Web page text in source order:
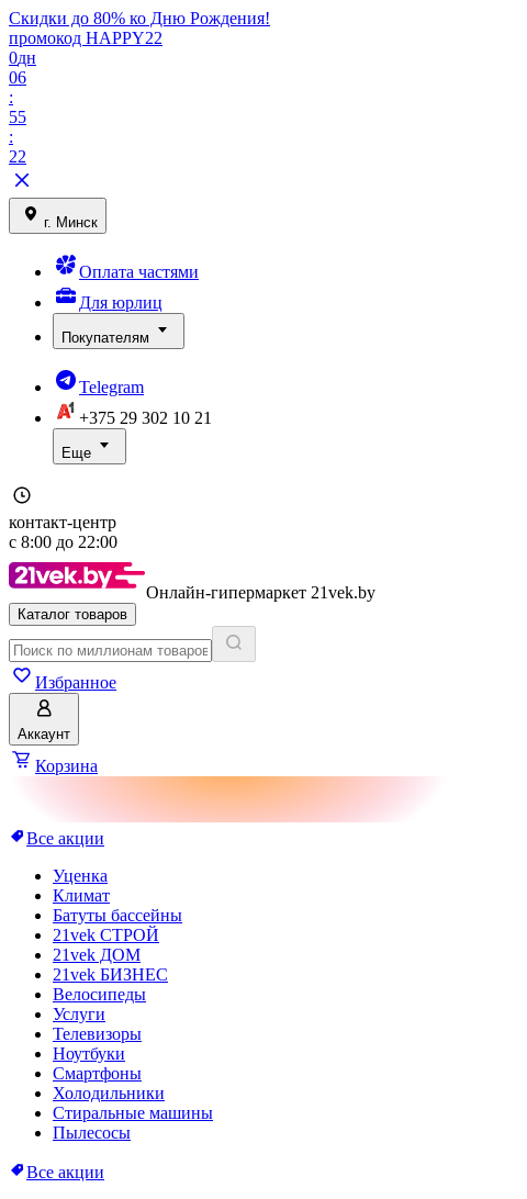
Скидки до 80% ко Дню Рождения!
промокод HAPPY22
0дн
06
:
55
:
22
г. Минск
Оплата частями
Для юрлиц
Покупателям
Telegram
+375 29 302 10 21
Еще
контакт-центр
с 8:00 до 22:00
Онлайн-гипермаркет 21vek.by
Каталог товаров
Избранное
Аккаунт
Корзина
Все акции
Уценка
Климат
Батуты бассейны
21vek СТРОЙ
21vek ДОМ
21vek БИЗНЕС
Велосипеды
Услуги
Телевизоры
Ноутбуки
Смартфоны
Холодильники
Стиральные машины
Пылесосы
Все акции